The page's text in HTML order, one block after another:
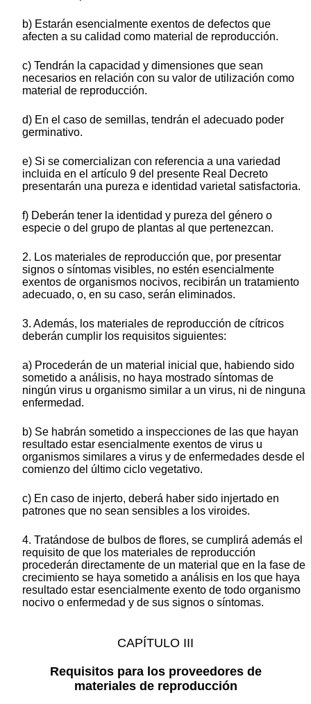
b) Estarán esencialmente exentos de defectos que
afecten a su calidad como material de reproducción.
c) Tendrán la capacidad y dimensiones que sean
necesarios en relación con su valor de utilización como
material de reproducción.
d) En el caso de semillas, tendrán el adecuado poder
germinativo.
e) Si se comercializan con referencia a una variedad
incluida en el artículo 9 del presente Real Decreto
presentarán una pureza e identidad varietal satisfactoria.
f) Deberán tener la identidad y pureza del género o
especie o del grupo de plantas al que pertenezcan.
2. Los materiales de reproducción que, por presentar
signos o síntomas visibles, no estén esencialmente
exentos de organismos nocivos, recibirán un tratamiento
adecuado, o, en su caso, serán eliminados.
3. Además, los materiales de reproducción de cítricos
deberán cumplir los requisitos siguientes:
a) Procederán de un material inicial que, habiendo sido
sometido a análisis, no haya mostrado síntomas de
ningún virus u organismo similar a un virus, ni de ninguna
enfermedad.
b) Se habrán sometido a inspecciones de las que hayan
resultado estar esencialmente exentos de virus u
organismos similares a virus y de enfermedades desde el
comienzo del último ciclo vegetativo.
c) En caso de injerto, deberá haber sido injertado en
patrones que no sean sensibles a los viroides.
4. Tratándose de bulbos de flores, se cumplirá además el
requisito de que los materiales de reproducción
procederán directamente de un material que en la fase de
crecimiento se haya sometido a análisis en los que haya
resultado estar esencialmente exento de todo organismo
nocivo o enfermedad y de sus signos o síntomas.
CAPÍTULO III
Requisitos para los proveedores de
materiales de reproducción